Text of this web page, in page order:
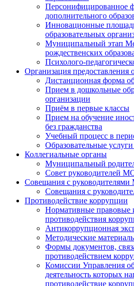
Персонифицированное
дополнительного
Инновационные
образовательных
Муниципальный этап
рождественских
Психолого-
Организация предоставления
Дистанционная форма
Прием в дошкольные
организации
Приём в первые классы
Прием на обучение
без гражданства
Учебный процесс в
Образовательные
Коллегиальные органы
Муниципальный
Совет руководителей
Совещания с
Совещания с
Противодействие коррупции
Нормативные правовые
противодействия
Антикоррупционная
Методические
Формы документов,
противодействием
Комиссии Управления
деятельность которых
противодействие